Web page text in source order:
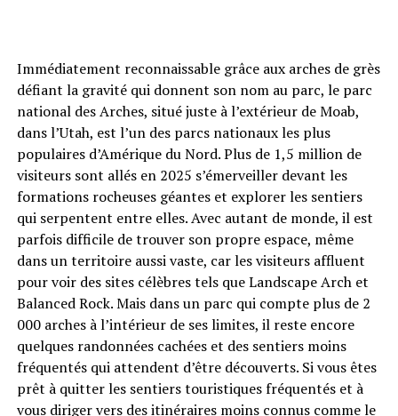
Immédiatement reconnaissable grâce aux arches de grès
défiant la gravité qui donnent son nom au parc, le parc
national des Arches, situé juste à l’extérieur de Moab,
dans l’Utah, est l’un des parcs nationaux les plus
populaires d’Amérique du Nord. Plus de 1,5 million de
visiteurs sont allés en 2025 s’émerveiller devant les
formations rocheuses géantes et explorer les sentiers
qui serpentent entre elles. Avec autant de monde, il est
parfois difficile de trouver son propre espace, même
dans un territoire aussi vaste, car les visiteurs affluent
pour voir des sites célèbres tels que Landscape Arch et
Balanced Rock. Mais dans un parc qui compte plus de 2
000 arches à l’intérieur de ses limites, il reste encore
quelques randonnées cachées et des sentiers moins
fréquentés qui attendent d’être découverts. Si vous êtes
prêt à quitter les sentiers touristiques fréquentés et à
vous diriger vers des itinéraires moins connus comme le